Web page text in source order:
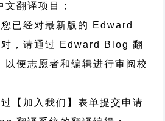
翻译项目；
已经对最新版的 Edward
，请通过 Edward Blog 翻
以便志愿者和编辑进行审阅校
【加入我们】表单提交申请